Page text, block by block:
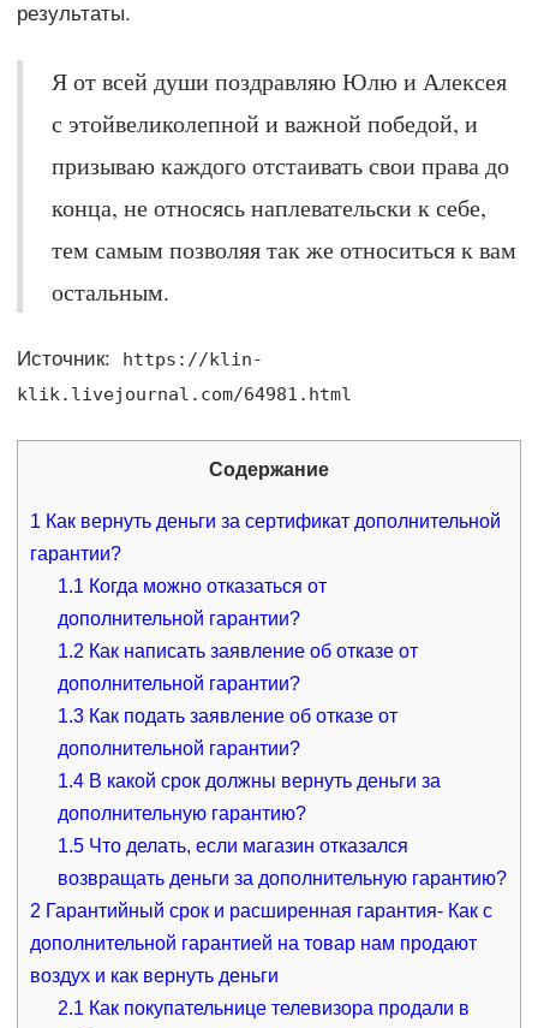
результаты.
Я от всей души поздравляю Юлю и Алексея
с этойвеликолепной и важной победой, и
призываю каждого отстаивать свои права до
конца, не относясь наплевательски к себе,
тем самым позволяя так же относиться к вам
остальным.
Источник:
https://klin-
klik.livejournal.com/64981.html
Содержание
1 Как вернуть деньги за сертификат дополнительной
гарантии?
1.1 Когда можно отказаться от
дополнительной гарантии?
1.2 Как написать заявление об отказе от
дополнительной гарантии?
1.3 Как подать заявление об отказе от
дополнительной гарантии?
1.4 В какой срок должны вернуть деньги за
дополнительную гарантию?
1.5 Что делать, если магазин отказался
возвращать деньги за дополнительную гарантию?
2 Гарантийный срок и расширенная гарантия- Как с
дополнительной гарантией на товар нам продают
воздух и как вернуть деньги
2.1 Как покупательнице телевизора продали в